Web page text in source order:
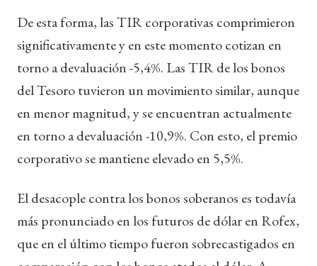
De esta forma, las TIR corporativas comprimieron
significativamente y en este momento cotizan en
torno a devaluación -5,4%. Las TIR de los bonos
del Tesoro tuvieron un movimiento similar, aunque
en menor magnitud, y se encuentran actualmente
en torno a devaluación -10,9%. Con esto, el premio
corporativo se mantiene elevado en 5,5%.
El desacople contra los bonos soberanos es todavía
más pronunciado en los futuros de dólar en Rofex,
que en el último tiempo fueron sobrecastigados en